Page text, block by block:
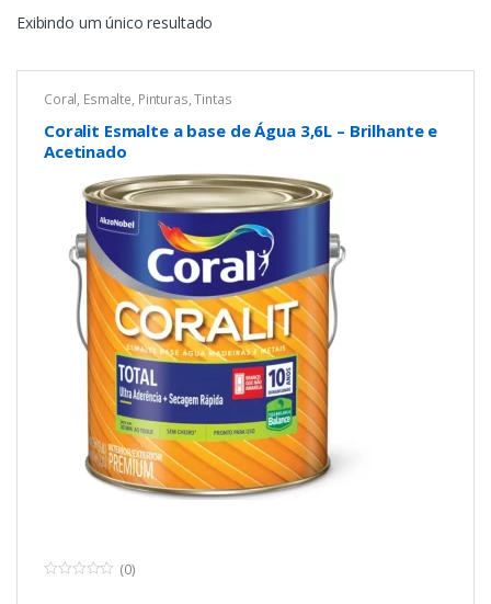
Exibindo um único resultado
Coral, Esmalte, Pinturas,Tintas
Coralit Esmalte a base de Água 3,6L – Brilhante e
Acetinado
(0)